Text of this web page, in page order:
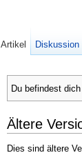
Du befindest
Ältere
Dies sind ältere
Artikel Diskussion